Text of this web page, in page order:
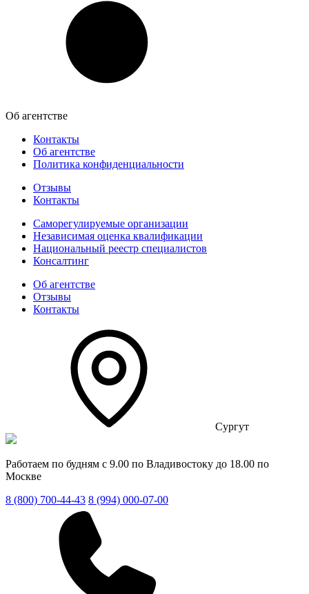
Об агентстве
Контакты
Об агентстве
Политика конфиденциальности
Отзывы
Контакты
Саморегулируемые организации
Независимая оценка квалификации
Национальный реестр специалистов
Консалтинг
Об агентстве
Отзывы
Контакты
Сургут
Работаем по будням с 9.00 по Владивостоку до 18.00 по
Москве
8 (800) 700-44-43 8 (994) 000-07-00